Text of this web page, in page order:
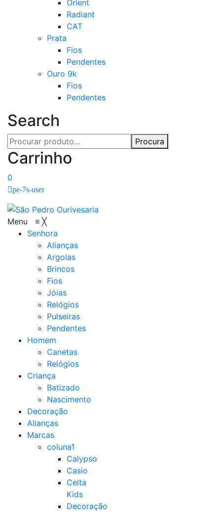
Orient
Radiant
CAT
Prata
Fios
Pendentes
Ouro 9k
Fios
Pendentes
Search
Procura
Carrinho
0
pe-7s-user
Menu ≡ ╳
Senhora
Alianças
Argolas
Brincos
Fios
Jóias
Relógios
Pulseiras
Pendentes
Homem
Canetas
Relógios
Criança
Batizado
Nascimento
Decoração
Alianças
Marcas
coluna1
Calypso
Casio
Celta
Kids
Decoração